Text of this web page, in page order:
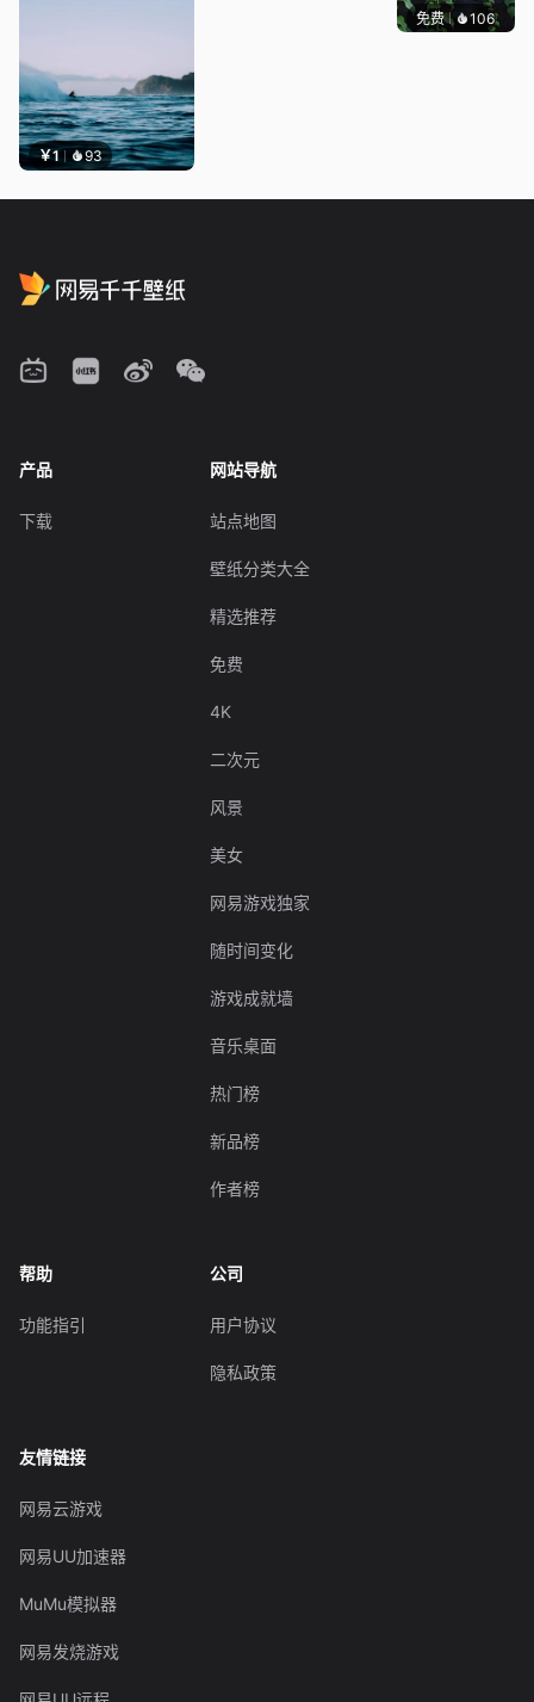
￥1 93
免费 106渔小小
产品
下载
网站导航
站点地图
壁纸分类大全
精选推荐
免费
4K
二次元
风景
美女
网易游戏独家
随时间变化
游戏成就墙
音乐桌面
热门榜
新品榜
作者榜
帮助
功能指引
公司
用户协议
隐私政策
友情链接
网易云游戏
网易UU加速器
MuMu模拟器
网易发烧游戏